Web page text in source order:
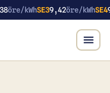
öre/kWhSE39,42öre/kWhSE4